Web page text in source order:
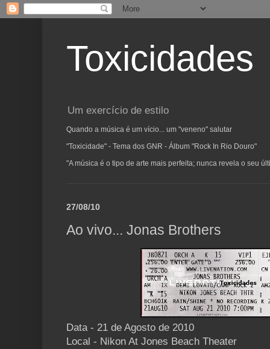
Toxicidades
Um exercício de estilo
Quando a música é um vício... um "veneno" salutar
"Toxicidade" - Tema dos GNR - Álbum "Rock In Rio Douro"
"A música é o tipo de arte mais perfeita; nunca revela o seu
27/08/10
Ao vivo... Jonas Brothers
Data - 21 de Agosto de 2010
Local - Nikon At Jones Beach Theater